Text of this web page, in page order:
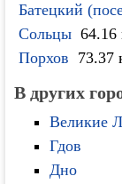
Батецкий
Сольцы 64.16
Порхов 73.37
В других
Великие
Гдов
Дно